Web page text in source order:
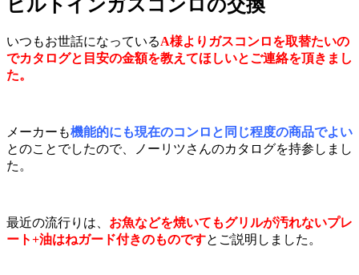
ビルトインガスコンロの交換
いつもお世話になっているA様よりガスコンロを取替たいの
でカタログと目安の金額を教えてほしいとご連絡を頂きまし
た。
メーカーも機能的にも現在のコンロと同じ程度の商品でよい
とのことでしたので、ノーリツさんのカタログを持参しまし
た。
最近の流行りは、 お魚などを焼いてもグリルが汚れないプレ
ート+油はねガード付きのものですとご説明しました。